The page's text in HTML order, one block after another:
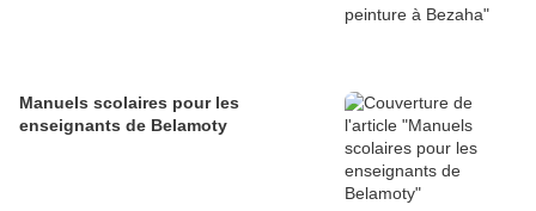
Manuels scolaires pour les
enseignants de Belamoty